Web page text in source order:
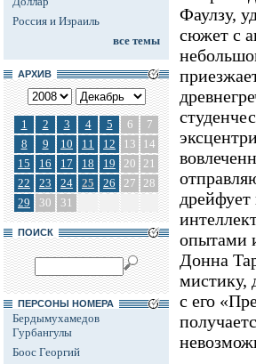
Россия и Израиль
все темы
АРХИВ
1 2 3 4 5 6
7
8
9 10 11 12 13
14
15
16 17 18 19 20 21
22
23 24 25 26 27 28
29
30 31
ПОИСК
ПЕРСОНЫ НОМЕРА
Бердымухамедов
Гурбангулы
Боос Георгий
Фаулзу,
сюжет с
опытами
Донна
мистику,
с его